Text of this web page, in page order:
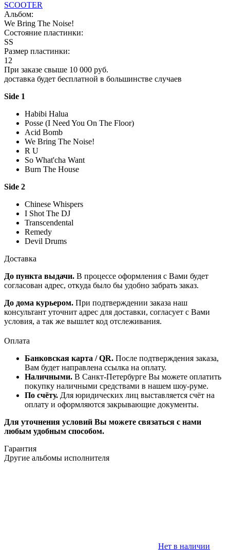
SCOOTER
Альбом:
We Bring The Noise!
Состояние пластинки:
SS
Размер пластинки:
12
При заказе свыше 10 000 руб.
доставка будет бесплатной в большинстве случаев
Side 1
Habibi Halua
Posse (I Need You On The Floor)
Acid Bomb
We Bring The Noise!
R U
So What'cha Want
Burn The House
Side 2
Chinese Whispers
I Shot The DJ
Transcendental
Remedy
Devil Drums
Доставка
До пункта выдачи. В процессе оформления с Вами будет
согласован адрес, откуда было бы удобно забрать заказ.
До дома курьером. При подтверждении заказа наш
консультант уточнит адрес для доставки, согласует с Вами
условия, а так же вышлет код отслеживания.
Оплата
Банковская карта / QR. После подтверждения заказа,
Вам будет направлена ссылка на оплату.
Наличными. В Санкт-Петербурге Вы можете оплатить
покупку наличными средствами в нашем шоу-руме.
По счёту. Для юридических лиц выставляется счёт на
оплату и оформляются закрывающие документы.
Для уточнения условий Вы можете связаться с нами
любым удобным способом.
Гарантия
Другие альбомы исполнителя
Нет в наличии